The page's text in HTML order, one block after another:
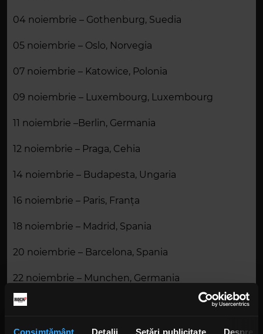
Consimțământ Detalii Setări publicitate Despre
04 noiembrie – Gothenburg, Suedia
05 noiembrie – Oslo, Norvegia
07 noiembrie – Katowice, Pol onia
09 noiembrie – Luxembourg, Luxembourg
11 noiembrie –Berlin, Germania
12 noiembrie – Praga, Cehia
14 noiembrie – Budapesta, Ungaria
16 noiembrie – Paris, Franța
18 noiembrie – Madrid, Spania
20 noiembrie – Barcelona, Spania
22 noiembrie – Munchen, Germania
23noiembrie
25noiembrie – Milano, Ital ia